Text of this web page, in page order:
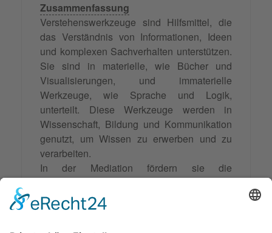
Zusammenfassung
Verstehenswerkzeuge sind Hilfsmittel, die
das Verständnis von Informationen, Ideen
und komplexen Sachverhalten unterstützen.
Sie sind in materielle, wie Bücher und
Visualisierungen, und immaterielle
Werkzeuge, wie Sprache und Logik,
unterteilt. Diese Werkzeuge werden in
Wissenschaft, Bildung und Kommunikation
genutzt, um Wissen zu erwerben und zu
verarbeiten.
In der Mediation fördern sie die
Kommunikation, das gegenseitige
Verständnis und helfen, Konflikte auf
emotionaler Ebene zu lösen. Techniken des